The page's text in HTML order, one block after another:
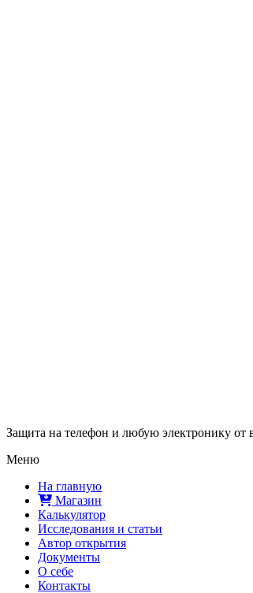
Защита на телефон и любую электронику от
Меню
На главную
Магазин
Калькулятор
Исследования и статьи
Автор открытия
Документы
О себе
Контакты